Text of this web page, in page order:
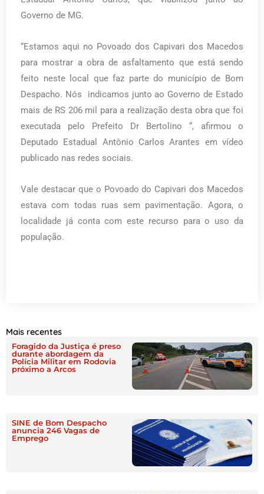
Governo de MG.
“Estamos aqui no Povoado dos Capivari dos Macedos
para mostrar a obra de asfaltamento que está sendo
feito neste local que faz parte do município de Bom
Despacho. Nós indicamos junto ao Governo de Estado
mais de RS 206 mil para a realização desta obra que foi
executada pelo Prefeito Dr Bertolino “, afirmou o
Deputado Estadual Antônio Carlos Arantes em vídeo
publicado nas redes sociais.
Vale destacar que o Povoado do Capivari dos Macedos
estava com todas ruas sem pavimentação. Agora, o
localidade já conta com este recurso para o uso da
população.
Mais recentes
Foragido da Justiça é preso
durante abordagem da
Polícia Militar em Rodovia
próximo a Arcos
SINE de Bom Despacho
anuncia 246 Vagas de
Emprego